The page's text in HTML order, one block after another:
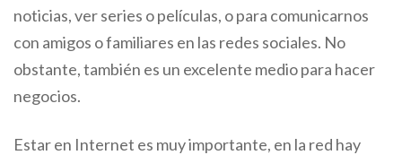
noticias, ver series o películas, o para comunicarnos
con amigos o familiares en las redes sociales. No
obstante, también es un excelente medio para hacer
negocios.
Estar en Internet es muy importante, en la red hay